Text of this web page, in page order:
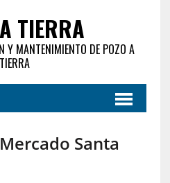
TIERRA
Y MANTENIMIENTO DE POZO A
TIERRA
Santa